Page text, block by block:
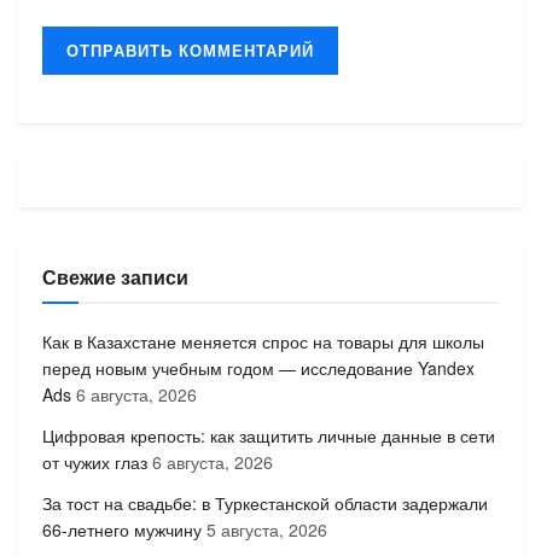
Свежие записи
Как в Казахстане меняется спрос на товары для школы
перед новым учебным годом — исследование Yandex
Ads 6 августа, 2026
Цифровая крепость: как защитить личные данные в сети
от чужих глаз 6 августа, 2026
За тост на свадьбе: в Туркестанской области задержали
66-летнего мужчину 5 августа, 2026